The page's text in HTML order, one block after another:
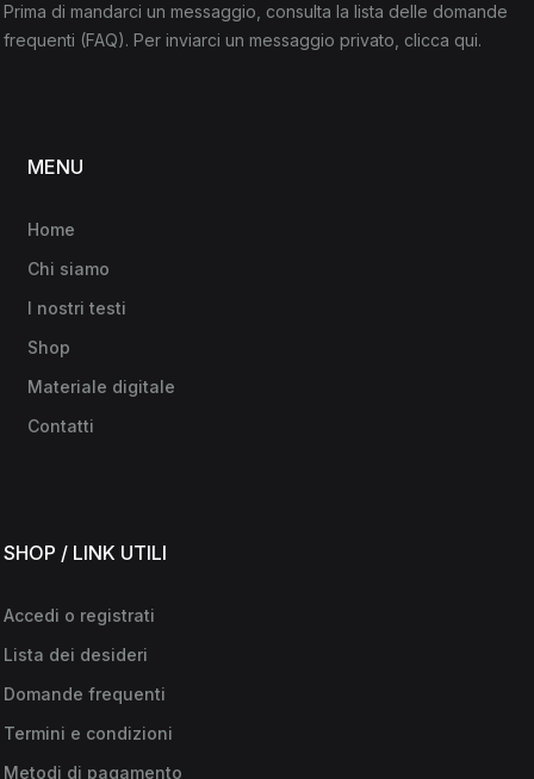
Prima di mandarci un messaggio, consulta la lista delle domande
frequenti (FAQ). Per inviarci un messaggio privato, clicca qui.
MENU
Home
Chi siamo
I nostri testi
Shop
Materiale digitale
Contatti
SHOP / LINK UTILI
Accedi o registrati
Lista dei desideri
Domande frequenti
Termini e condizioni
Metodi di pagamento